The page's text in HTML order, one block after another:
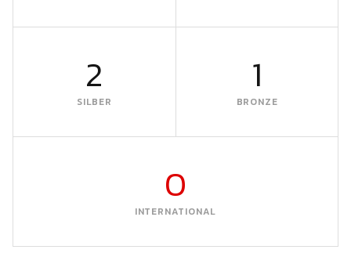
2
SILBER
1
BRONZE
0
INTERNATIONAL